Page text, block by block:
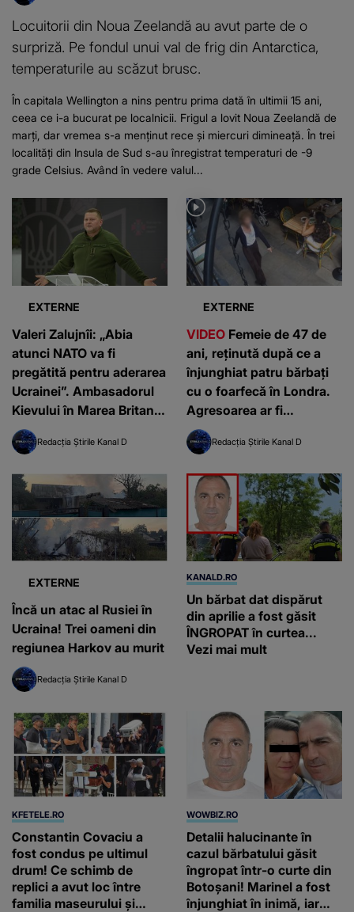
Locuitorii din Noua Zeelandă au avut parte de o
surpriză. Pe fondul unui val de frig din Antarctica,
temperaturile au scăzut brusc.
În capitala Wellington a nins pentru prima dată în ultimii 15 ani,
ceea ce i-a bucurat pe localnicii. Frigul a lovit Noua Zeelandă de
marți, dar vremea s-a menținut rece și miercuri dimineață. În trei
localități din Insula de Sud s-au înregistrat temperaturi de -9
grade Celsius. Având în vedere valul...
EXTERNE
Valeri Zalujnîi: „Abia
atunci NATO va fi
pregătită pentru aderarea
Ucrainei”. Ambasadorul
Kievului în Marea Britanie
spune că blocul militar
funcționează după
Redacția Știrile Kanal D
EXTERNE
VIDEO Femeie de 47 de
ani, reținută după ce a
înjunghiat patru bărbați
cu o foarfecă în Londra.
Agresoarea ar fi
româncă: „O cunosc de la
centru”Redacția Știrile Kanal D
EXTERNE
Încă un atac al Rusiei în
Ucraina! Trei oameni din
regiunea Harkov au murit
Redacția Știrile Kanal D
KANALD.RO
Un bărbat dat dispărut
din aprilie a fost găsit
ÎNGROPAT în curtea...
Vezi mai mult
KFETELE.RO
Constantin Covaciu a
fost condus pe ultimul
drum! Ce schimb de
replici a avut loc între
familia maseurului și
WOWBIZ.RO
Detalii halucinante în
cazul bărbatului găsit
îngropat într-o curte din
Botoșani! Marinel a fost
înjunghiat în inimă, iar